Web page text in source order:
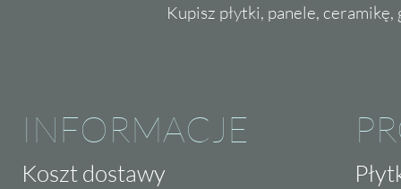
Kupisz płytki, panele,
INFORMACJE
Koszt dostawy